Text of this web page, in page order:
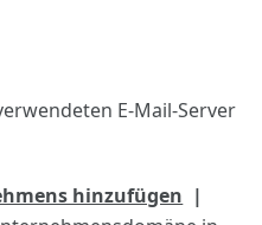
E-Mail-Server
hinzufügen